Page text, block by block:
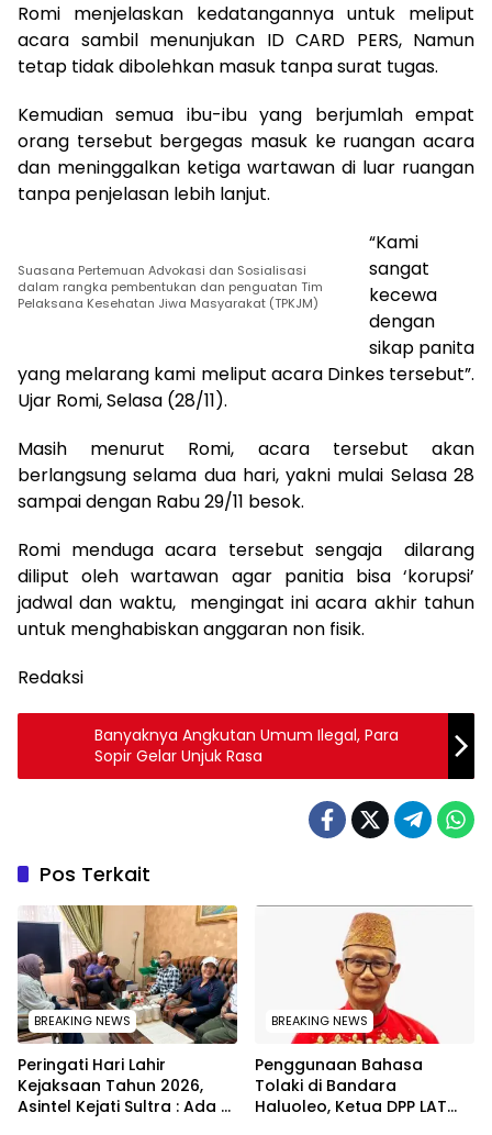
Romi menjelaskan kedatangannya untuk meliput
acara sambil menunjukan ID CARD PERS, Namun
tetap tidak dibolehkan masuk tanpa surat tugas.
Kemudian semua ibu-ibu yang berjumlah empat
orang tersebut bergegas masuk ke ruangan acara
dan meninggalkan ketiga wartawan di luar ruangan
tanpa penjelasan lebih lanjut.
Suasana Pertemuan Advokasi dan Sosialisasi
dalam rangka pembentukan dan penguatan Tim
Pelaksana Kesehatan Jiwa Masyarakat (TPKJM)
“Kami
sangat
kecewa
dengan
sikap panita
yang melarang kami meliput acara Dinkes tersebut”.
Ujar Romi, Selasa (28/11).
Masih menurut Romi, acara tersebut akan
berlangsung selama dua hari, yakni mulai Selasa 28
sampai dengan Rabu 29/11 besok.
Romi menduga acara tersebut sengaja dilarang
diliput oleh wartawan agar panitia bisa ‘korupsi’
jadwal dan waktu, mengingat ini acara akhir tahun
untuk menghabiskan anggaran non fisik.
Redaksi
Banyaknya Angkutan Umum Ilegal, Para
Sopir Gelar Unjuk Rasa
Pos Terkait
BREAKING NEWS
Peringati Hari Lahir
Kejaksaan Tahun 2026,
Asintel Kejati Sultra : Ada
BREAKING NEWS
Penggunaan Bahasa
Tolaki di Bandara
Haluoleo, Ketua DPP LAT